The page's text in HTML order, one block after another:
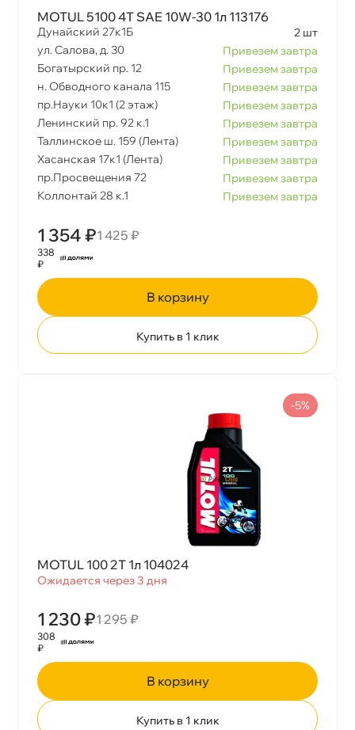
MOTUL 5100 4T SAE 10W-30 1л 113176
Дунайский 27к1Б
2 шт
ул. Салова, д. 30
Привезем завтра
Богатырский пр. 12
Привезем завтра
н. Обводного канала 115
Привезем завтра
пр.Науки 10к1 (2 этаж)
Привезем завтра
Ленинский пр. 92 к.1
Привезем завтра
Таллинское ш. 159 (Лента)
Привезем завтра
Хасанская 17к1 (Лента)
Привезем завтра
пр.Просвещения 72
Привезем завтра
Коллонтай 28 к.1
Привезем завтра
1 354 ₽1 425 ₽
338
₽
корзину
Купить в 1 клик
MOTUL 100 2T 1л 104024
Ожидается через 3 дня
1 230 ₽1 295 ₽
-5%
308
₽
корзину
Купить в 1 клик